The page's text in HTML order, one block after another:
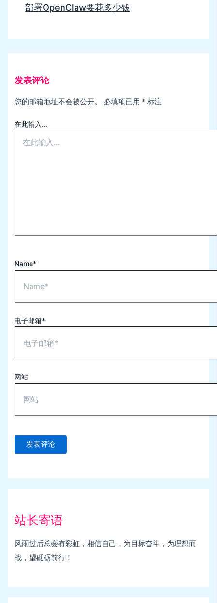
部署OpenClaw要花多少钱
发表评论
您的邮箱地址不会被公开。 必填项已用 * 标注
在此输入...
Name*
电子邮箱*
网站
站长寄语
风雨过后总会有彩虹，相信自己，为目标奋斗，为理想而
战，望砥砺前行！